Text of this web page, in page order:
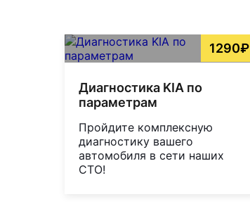
1290₽
Диагностика KIA по
параметрам
Пройдите комплексную
диагностику вашего
автомобиля в сети наших
СТО!